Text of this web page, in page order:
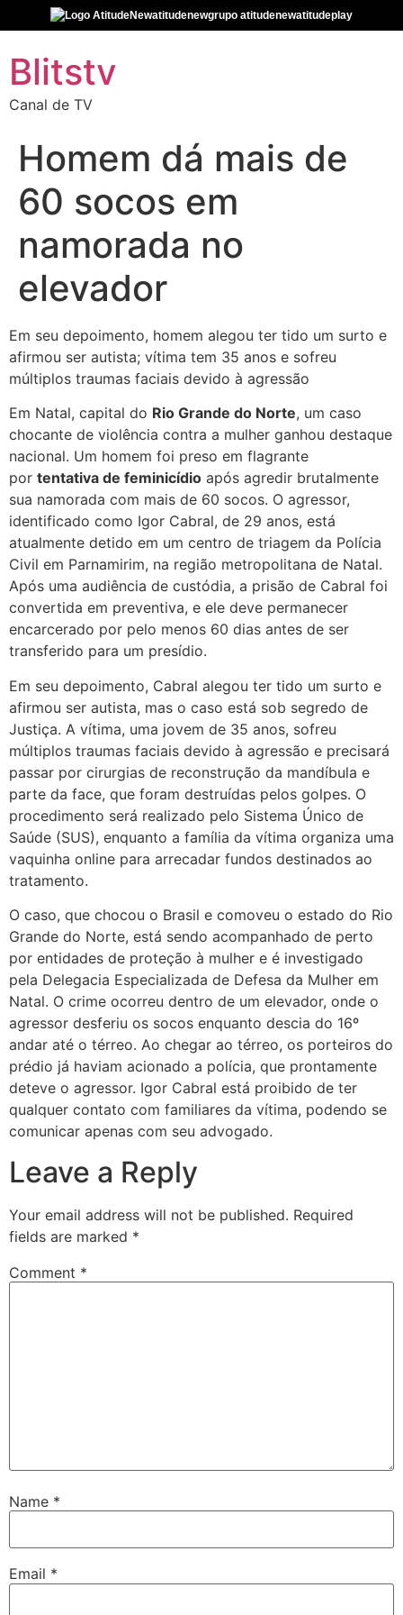
Blitstv
Canal de TV
Homem dá mais de
60 socos em
namorada no
elevador
Em seu depoimento, homem alegou ter tido um surto e
afirmou ser autista; vítima tem 35 anos e sofreu
múltiplos traumas faciais devido à agressão
Em Natal, capital do Rio Grande do Norte, um caso
chocante de violência contra a mulher ganhou destaque
nacional. Um homem foi preso em flagrante
por tentativa de feminicídio após agredir brutalmente
sua namorada com mais de 60 socos. O agressor,
identificado como Igor Cabral, de 29 anos, está
atualmente detido em um centro de triagem da Polícia
Civil em Parnamirim, na região metropolitana de Natal.
Após uma audiência de custódia, a prisão de Cabral foi
convertida em preventiva, e ele deve permanecer
encarcerado por pelo menos 60 dias antes de ser
transferido para um presídio.
Em seu depoimento, Cabral alegou ter tido um surto e
afirmou ser autista, mas o caso está sob segredo de
Justiça. A vítima, uma jovem de 35 anos, sofreu
múltiplos traumas faciais devido à agressão e precisará
passar por cirurgias de reconstrução da mandíbula e
parte da face, que foram destruídas pelos golpes. O
procedimento será realizado pelo Sistema Único de
Saúde (SUS), enquanto a família da vítima organiza uma
vaquinha online para arrecadar fundos destinados ao
tratamento.
O caso, que chocou o Brasil e comoveu o estado do Rio
Grande do Norte, está sendo acompanhado de perto
por entidades de proteção à mulher e é investigado
pela Delegacia Especializada de Defesa da Mulher em
Natal. O crime ocorreu dentro de um elevador, onde o
agressor desferiu os socos enquanto descia do 16º
andar até o térreo. Ao chegar ao térreo, os porteiros do
prédio já haviam acionado a polícia, que prontamente
deteve o agressor. Igor Cabral está proibido de ter
qualquer contato com familiares da vítima, podendo se
comunicar apenas com seu advogado.
Leave a Reply
Your email address will not be published. Required
fields are marked *
Comment *
Name *
Email *
atitudenewgrupo atitudenewatitudeplay